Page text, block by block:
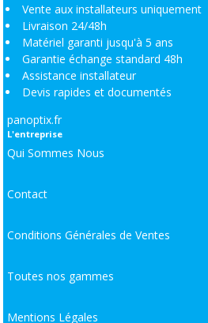
Vente aux installateurs uniquement
Livraison 24/48h
Matériel garanti jusqu'à 5 ans
Garantie échange standard 48h
Assistance installateur
Devis rapides et documentés
panoptix.fr
L'entreprise
Qui Sommes Nous
Contact
Conditions Générales de Ventes
Toutes nos gammes
Mentions Légales